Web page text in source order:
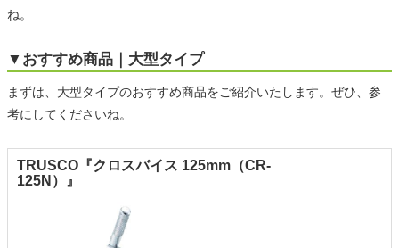
ね。
▼おすすめ商品｜大型タイプ
まずは、大型タイプのおすすめ商品をご紹介いたします。ぜひ、参
考にしてくださいね。
TRUSCO『クロスバイス 125mm（CR-
125N）』